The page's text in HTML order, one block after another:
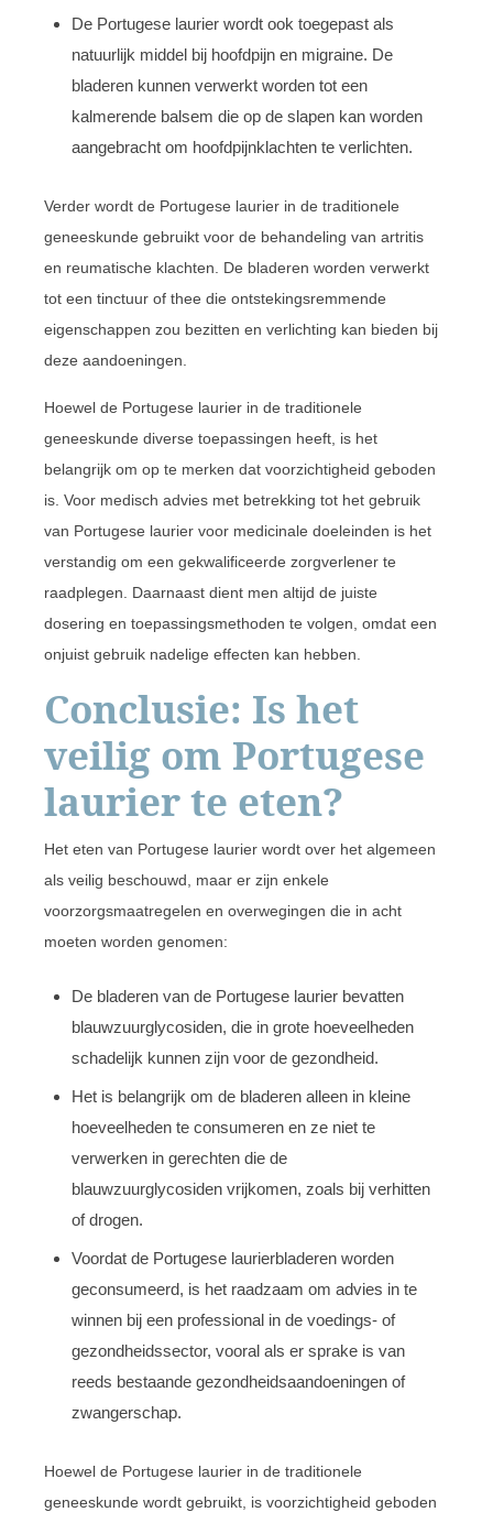
De Portugese laurier wordt ook toegepast als
natuurlijk middel bij hoofdpijn en migraine. De
bladeren kunnen verwerkt worden tot een
kalmerende balsem die op de slapen kan worden
aangebracht om hoofdpijnklachten te verlichten.
Verder wordt de Portugese laurier in de traditionele
geneeskunde gebruikt voor de behandeling van artritis
en reumatische klachten. De bladeren worden verwerkt
tot een tinctuur of thee die ontstekingsremmende
eigenschappen zou bezitten en verlichting kan bieden bij
deze aandoeningen.
Hoewel de Portugese laurier in de traditionele
geneeskunde diverse toepassingen heeft, is het
belangrijk om op te merken dat voorzichtigheid geboden
is. Voor medisch advies met betrekking tot het gebruik
van Portugese laurier voor medicinale doeleinden is het
verstandig om een gekwalificeerde zorgverlener te
raadplegen. Daarnaast dient men altijd de juiste
dosering en toepassingsmethoden te volgen, omdat een
onjuist gebruik nadelige effecten kan hebben.
Conclusie: Is het
veilig om Portugese
laurier te eten?
Het eten van Portugese laurier wordt over het algemeen
als veilig beschouwd, maar er zijn enkele
voorzorgsmaatregelen en overwegingen die in acht
moeten worden genomen:
De bladeren van de Portugese laurier bevatten
blauwzuurglycosiden, die in grote hoeveelheden
schadelijk kunnen zijn voor de gezondheid.
Het is belangrijk om de bladeren alleen in kleine
hoeveelheden te consumeren en ze niet te
verwerken in gerechten die de
blauwzuurglycosiden vrijkomen, zoals bij verhitten
of drogen.
Voordat de Portugese laurierbladeren worden
geconsumeerd, is het raadzaam om advies in te
winnen bij een professional in de voedings- of
gezondheidssector, vooral als er sprake is van
reeds bestaande gezondheidsaandoeningen of
zwangerschap.
Hoewel de Portugese laurier in de traditionele
geneeskunde wordt gebruikt, is voorzichtigheid geboden